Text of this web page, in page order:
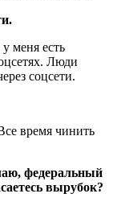
меня есть
Люди
соцсети.
время чинить
федеральный
вырубок?